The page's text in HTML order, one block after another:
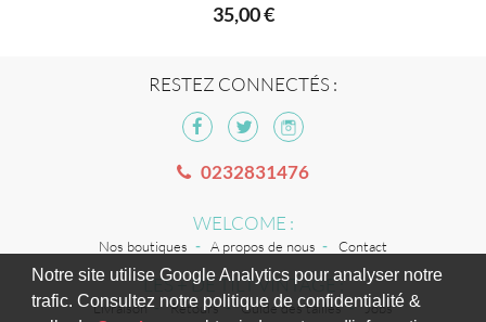
Notre site utilise Google Analytics pour analyser notre
trafic. Consultez notre politique de confidentialité &
35,00 €
RESTEZ CONNECTÉS :
0232831476
WELCOME :
Nos boutiques A propos de nous Contact
LES + DE TILT VINTAGE :
Livraison Retours Guide des tailles Jobs